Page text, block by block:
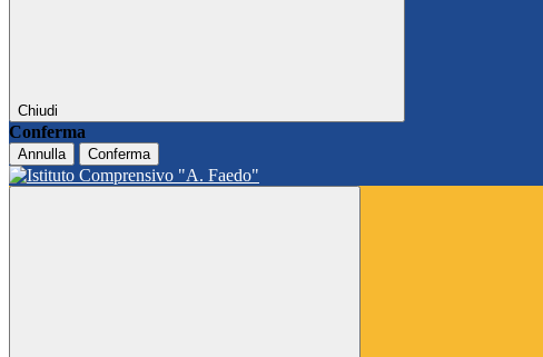
Chiudi
Conferma
Annulla Conferma